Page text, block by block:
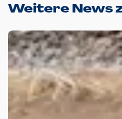
Weitere News